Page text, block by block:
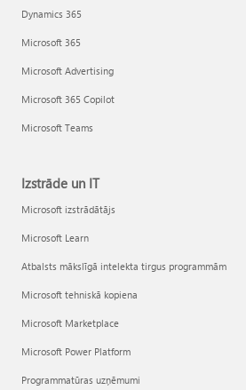
Dynamics 365
Microsoft 365
Microsoft Advertising
Microsoft 365 Copilot
Microsoft Teams
Izstrāde un IT
Microsoft izstrādātājs
Microsoft Learn
Atbalsts mākslīgā intelekta tirgus programmām
Microsoft tehniskā kopiena
Microsoft Marketplace
Microsoft Power Platform
Programmatūras uzņēmumi